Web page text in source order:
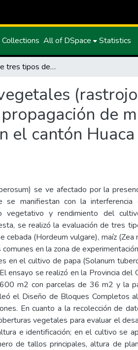
All of DSpace Statistics
Evaluación de tres tipos de coberturas vegetales (rastrojos de cultivos de cebada, maíz y arveja) para evitar la propagación de malezas en el cultivo de papa (Solanum tuberosum) en el cantón Huaca - Carchi, Ecuador
de
el cantón
se ve afectado por la
se manifiestan con la
vegetativo y rendimiento del
se realizó la evaluación de tres
(Hordeum vulgare), maíz (Zea
en la zona de
en el cultivo de papa (Solanum
ensayo se realizó en la Provincia del
m2 con parcelas de 36 m2 y la
el Diseño de Bloques Completos
En cuanto a la recolección de
vegetales para evaluar el
e identificación; en el cultivo se
de tallos principales, altura de